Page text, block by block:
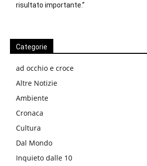
risultato importante.”
Categorie
ad occhio e croce
Altre Notizie
Ambiente
Cronaca
Cultura
Dal Mondo
Inquieto dalle 10